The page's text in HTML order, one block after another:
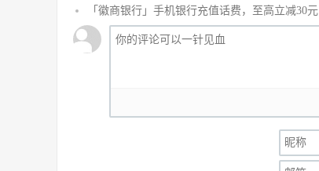
「徽商银行」手机银行充值话费，至高立减30元